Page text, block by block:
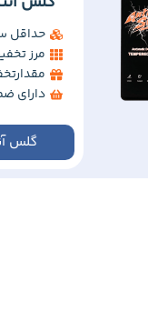
حداقل
مرز تخفیف :
دارای
گلس